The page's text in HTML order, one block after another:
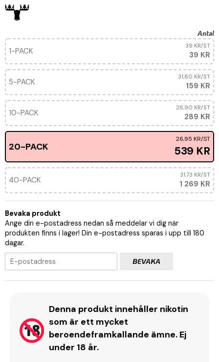
Antal
1-PACK 39 KR
39 KR/ST
5-PACK 159 KR
31,80 KR/ST
10-PACK 289 KR
28,90 KR/ST
20-PACK 539 KR
26,95 KR/ST
40-PACK 1 269 KR
31,73 KR/ST
Bevaka produkt
Ange din e-postadress nedan så meddelar vi dig när
produkten finns i lager! Din e-postadress sparas i upp till 180
dagar.
BEVAKA
Denna produkt innehåller nikotin
som är ett mycket
beroendeframkallande ämne. Ej
under 18 år.